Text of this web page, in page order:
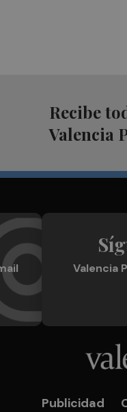
Recibe
Valencia
Valencia
Publicidad